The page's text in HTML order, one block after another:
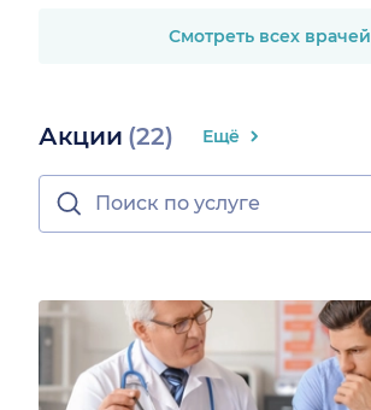
Смотреть всех врачей
Акции (22) Ещё